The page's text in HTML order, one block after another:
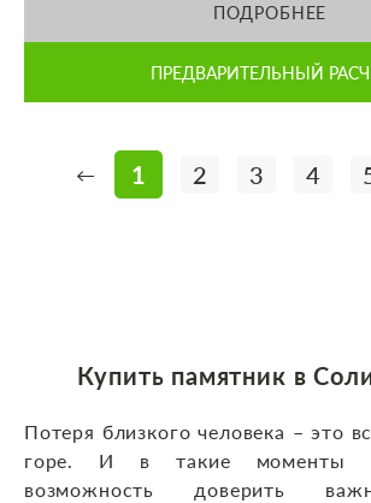
ПОДРОБНЕЕ
ПРЕДВАРИТЕЛЬНЫЙ
← 1 2 3 4
Купить памятник в
Потеря близкого человека – это
горе. И в такие моменты
возможность доверить